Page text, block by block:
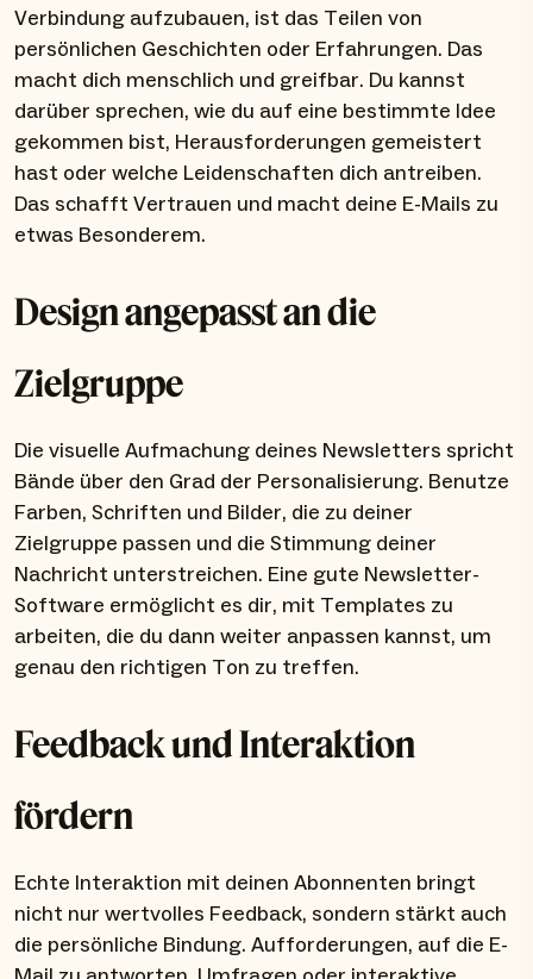
Verbindung aufzubauen, ist das Teilen von
persönlichen Geschichten oder Erfahrungen. Das
macht dich menschlich und greifbar. Du kannst
darüber sprechen, wie du auf eine bestimmte Idee
gekommen bist, Herausforderungen gemeistert
hast oder welche Leidenschaften dich antreiben.
Das schafft Vertrauen und macht deine E-Mails zu
etwas Besonderem.
Design angepasst an die
Zielgruppe
Die visuelle Aufmachung deines Newsletters spricht
Bände über den Grad der Personalisierung. Benutze
Farben, Schriften und Bilder, die zu deiner
Zielgruppe passen und die Stimmung deiner
Nachricht unterstreichen. Eine gute Newsletter-
Software ermöglicht es dir, mit Templates zu
arbeiten, die du dann weiter anpassen kannst, um
genau den richtigen Ton zu treffen.
Feedback und Interaktion
fördern
Echte Interaktion mit deinen Abonnenten bringt
nicht nur wertvolles Feedback, sondern stärkt auch
die persönliche Bindung. Aufforderungen, auf die E-